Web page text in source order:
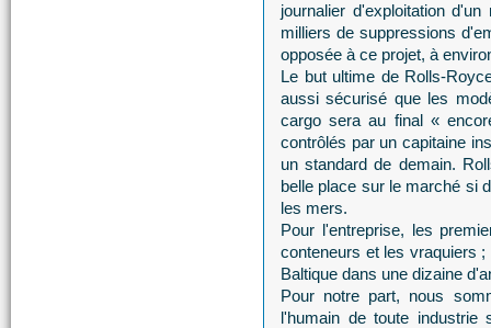
journalier d'exploitation
milliers de suppressions
opposée à ce projet, à
Le but ultime de Rolls-
aussi sécurisé que les
cargo sera au final «
contrôlés par un capitaine
un standard de demain.
belle place sur le marché si
les mers.
Pour l'entreprise, les
conteneurs et les vraquiers
Baltique dans une dizaine
Pour notre part, nous
l'humain de toute industrie